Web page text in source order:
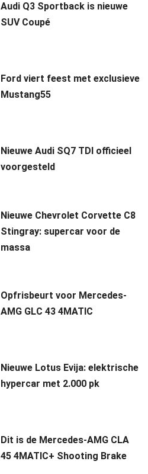
Audi Q3 Sportback is nieuwe
SUV Coupé
Ford viert feest met exclusieve
Mustang55
Nieuwe Audi SQ7 TDI officieel
voorgesteld
Nieuwe Chevrolet Corvette C8
Stingray: supercar voor de
massa
Opfrisbeurt voor Mercedes-
AMG GLC 43 4MATIC
Nieuwe Lotus Evija: elektrische
hypercar met 2.000 pk
Dit is de Mercedes-AMG CLA
45 4MATIC+ Shooting Brake